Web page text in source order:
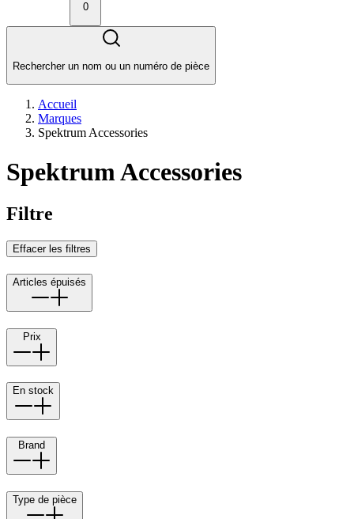
0
Rechercher un nom ou un numéro de pièce
Accueil
Marques
Spektrum Accessories
Spektrum Accessories
Filtre
Effacer les filtres
Articles épuisés
Prix
En stock
Brand
Type de pièce